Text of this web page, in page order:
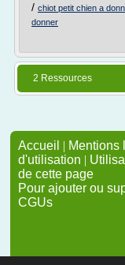
/ chiot petit chien a
donner
2 Ressources
Accueil | Mentions
d'utilisation |
de cette page
Pour ajouter ou
CGUs